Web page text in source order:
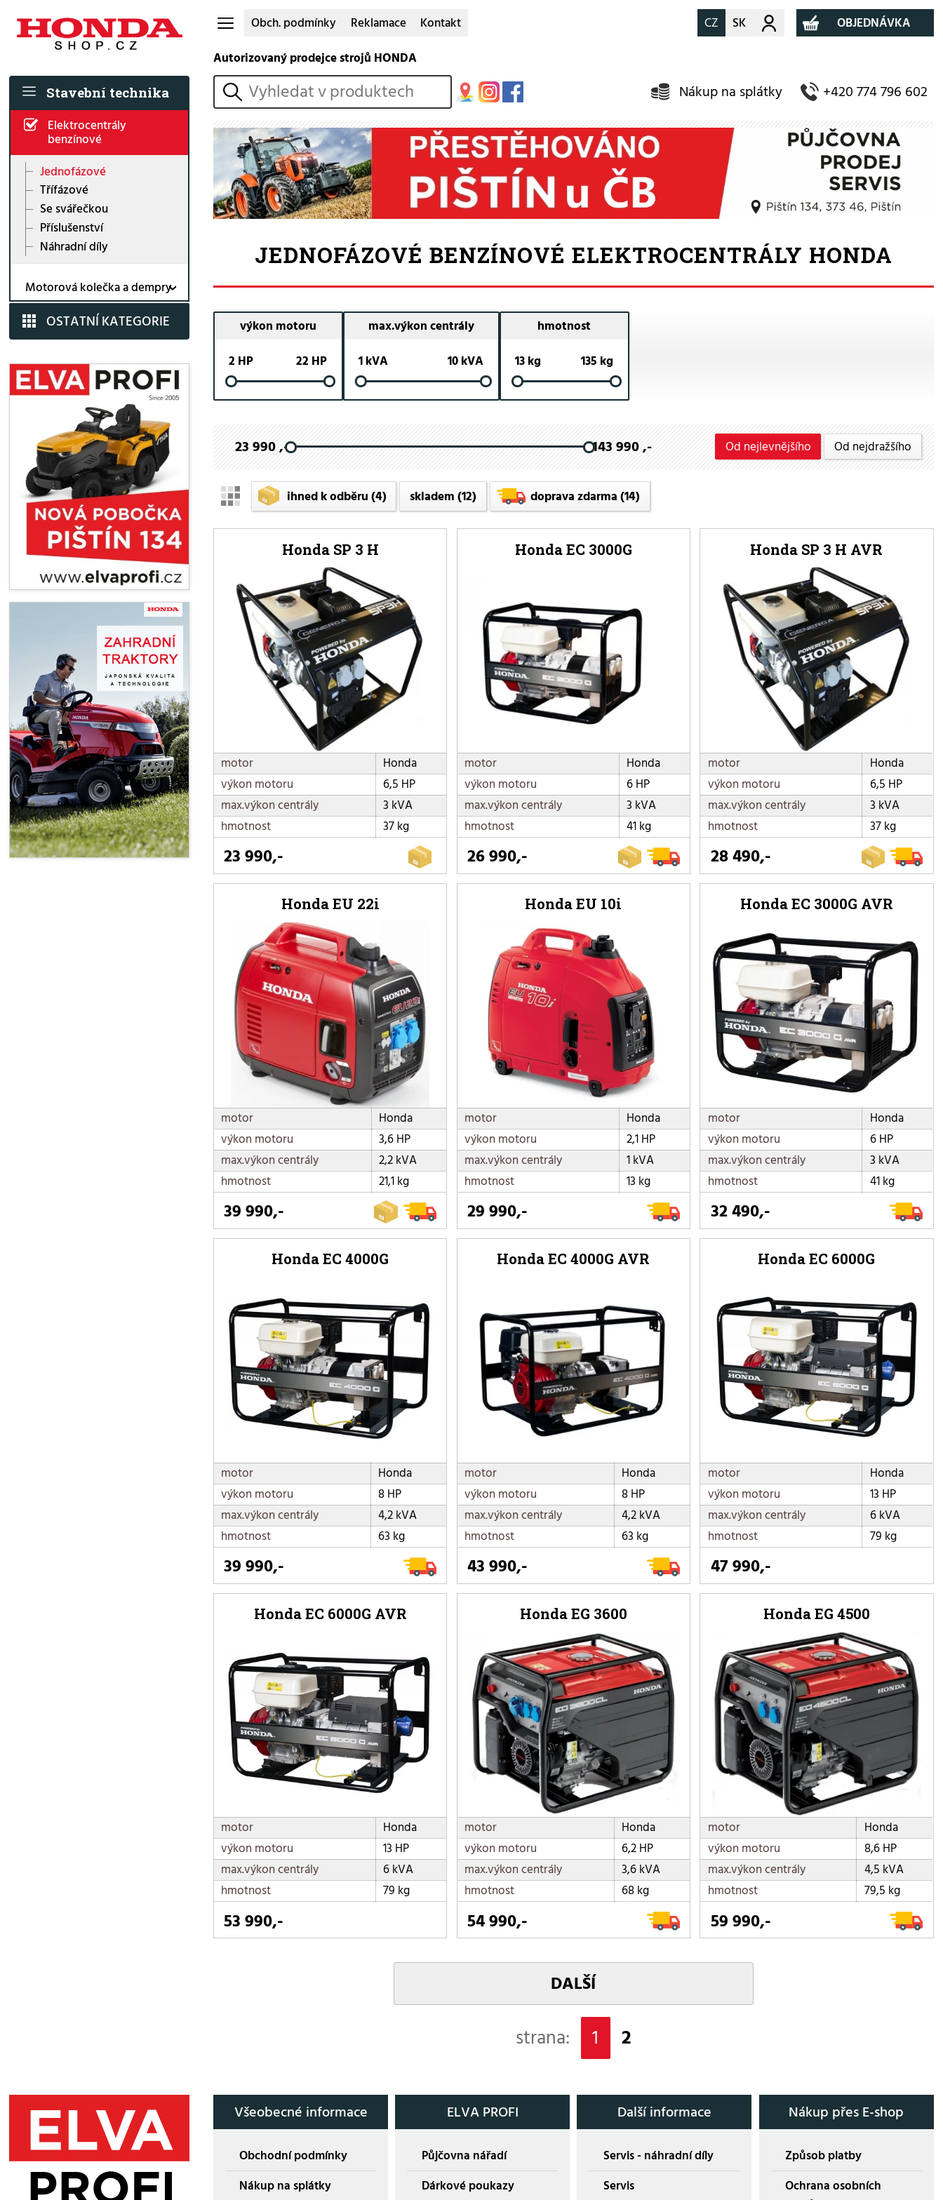
Stavební technika
Elektrocentrály
benzínové
Jednofázové
Třífázové
Se svářečkou
Příslušenství
Náhradní díly
Motorová kolečka a dempry
OSTATNÍ KATEGORIE
Obch. podmínky Reklamace Kontakt CZ SK Můj účet OBJEDNÁVKA
Autorizovaný prodejce strojů HONDA
vyhledat
Nákup na splátky +420 774 796 602
JEDNOFÁZOVÉ BENZÍNOVÉ ELEKTROCENTRÁLY HONDA
výkon motoru
2 HP
22 HP
max.výkon centrály
1 kVA
10 kVA
hmotnost
13 kg
135 kg
23 990 ,- 143 990 ,- Od nejlevnějšího Od nejdražšího
ihned k odběru(4) skladem(12) doprava zdarma(14)
Honda SP 3 H
motor
Honda
výkon motoru
6,5 HP
max.výkon centrály
3 kVA
hmotnost
37 kg
23 990,-
Honda EC 3000G
motor
Honda
výkon motoru
6 HP
max.výkon centrály
3 kVA
hmotnost
41 kg
26 990,-
Honda SP 3 H AVR
motor
Honda
výkon motoru
6,5 HP
max.výkon centrály
3 kVA
hmotnost
37 kg
28 490,-
Honda EU 22i
motor
Honda
výkon motoru
3,6 HP
max.výkon centrály
2,2 kVA
hmotnost
21,1 kg
39 990,-
Honda EU 10i
motor
Honda
výkon motoru
2,1 HP
max.výkon centrály
1 kVA
hmotnost
13 kg
29 990,-
Honda EC 3000G AVR
motor
Honda
výkon motoru
6 HP
max.výkon centrály
3 kVA
hmotnost
41 kg
32 490,-
Honda EC 4000G
motor
Honda
výkon motoru
8 HP
max.výkon centrály
4,2 kVA
hmotnost
63 kg
39 990,-
Honda EC 4000G AVR
motor
Honda
výkon motoru
8 HP
max.výkon centrály
4,2 kVA
hmotnost
63 kg
43 990,-
Honda EC 6000G
motor
Honda
výkon motoru
13 HP
max.výkon centrály
6 kVA
hmotnost
79 kg
47 990,-
Honda EC 6000G AVR
motor
Honda
výkon motoru
13 HP
max.výkon centrály
6 kVA
hmotnost
79 kg
53 990,-
Honda EG 3600
motor
Honda
výkon motoru
6,2 HP
max.výkon centrály
3,6 kVA
hmotnost
68 kg
54 990,-
Honda EG 4500
motor
Honda
výkon motoru
8,6 HP
max.výkon centrály
4,5 kVA
hmotnost
79,5 kg
59 990,-
DALŠÍ
strana: 1 2
Všeobecné informace
Obchodní podmínky
Nákup na splátky
ELVA PROFI
Půjčovna nářadí
Dárkové poukazy
Další informace
Servis - náhradní díly
Servis
Nákup přes E-shop
Způsob platby
Ochrana osobních